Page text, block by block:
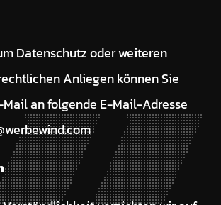
Datenschutz oder weiteren
Anliegen können Sie
an folgende E-Mail-Adresse